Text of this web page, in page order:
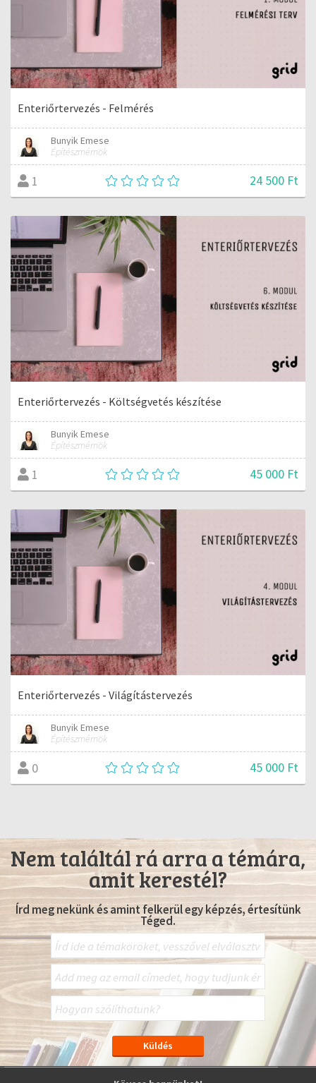
Enteriőrtervezés - Felmérés
Bunyik Emese
Építészmérnök
1 24 500 Ft
Enteriőrtervezés - Költségvetés készítése
Bunyik Emese
Építészmérnök
1 45 000 Ft
Enteriőrtervezés - Világítástervezés
Bunyik Emese
Építészmérnök
0 45 000 Ft
Nem találtál rá arra a témára,
amit kerestél?
Írd meg nekünk és amint felkerül egy képzés, értesítünk
Téged.